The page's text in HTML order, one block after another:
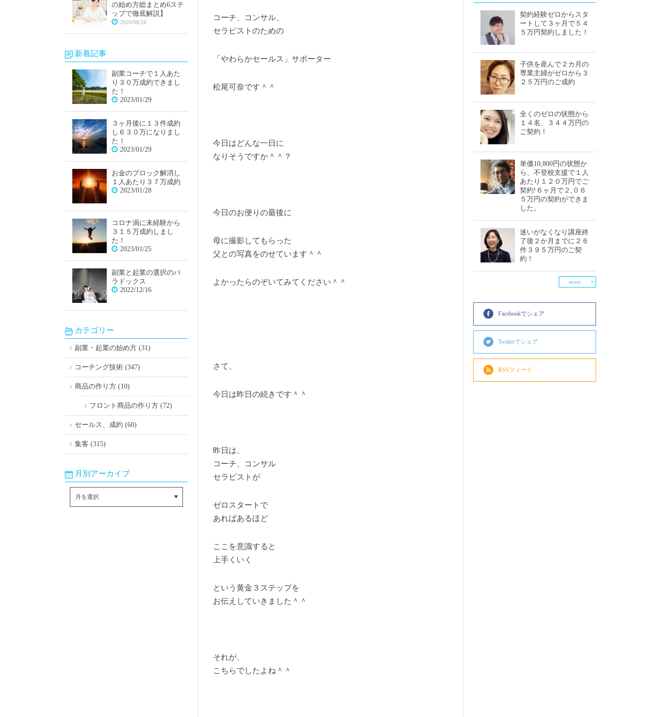
コーチ、コンサル、
セラピストのための
「やわらかセールス」サポーター
松尾可奈です＾＾
今日はどんな一日に
なりそうですか＾＾？
今日のお便りの最後に
母に撮影してもらった
父との写真をのせています＾＾
よかったらのぞいてみてください＾＾
さて、
今日は昨日の続きです＾＾
昨日は、
コーチ、コンサル
セラピストが
ゼロスタートで
あればあるほど
ここを意識すると
上手くいく
という黄金３ステップを
お伝えしていきました＾＾
それが、
こちらでしたよね＾＾
の始め方総まとめ6ステ
ップで徹底解説】
2020/08/26
新着記事
副業コーチで１人あた
り３０万成約できまし
た！
2023/01/29
３ヶ月後に１３件成約
し６３０万になりまし
た！
2023/01/29
お金のブロック解消し
１人あたり３７万成約
2023/01/28
コロナ渦に未経験から
３１５万成約しまし
た！
2023/01/25
副業と起業の選択のパ
ラドックス
2022/12/16
カテゴリー
副業・起業の始め方 (31)
コーチング技術 (347)
商品の作り方 (10)
フロント商品の作り方 (72)
セールス、成約 (60)
集客 (315)
月別アーカイブ
契約経験ゼロからスタ
ートして３ヶ月で５４
５万円契約しました！
子供を産んで２カ月の
専業主婦がゼロから３
２５万円のご成約
全くのゼロの状態から
１４名、３４４万円の
ご契約！
単価10,800円の状態か
ら、不登校支援で１人
あたり１２０万円でご
契約!６ヶ月で２,０６
５万円の契約ができま
した。
迷いがなくなり講座終
了後２か月までに２６
件３９５万円のご契
約！
more
Facebookでシェア
Twitterでシェア
RSSフィード